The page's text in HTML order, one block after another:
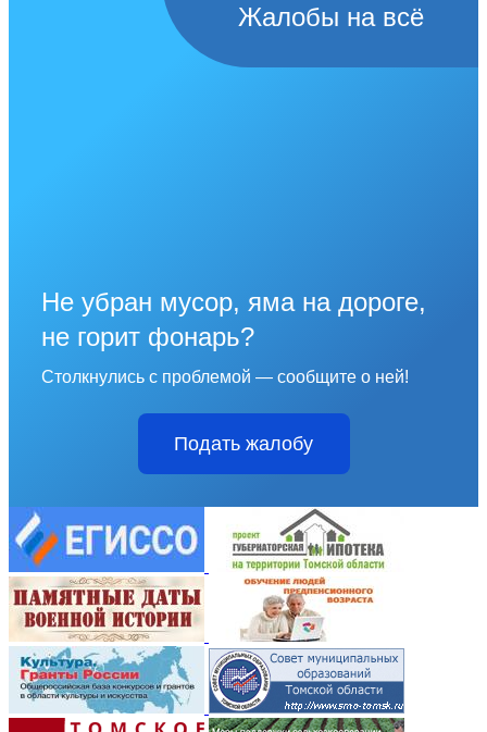
Жалобы на всё
Не убран мусор, яма на дороге,
не горит фонарь?
Столкнулись с проблемой — сообщите о ней!
Подать жалобу